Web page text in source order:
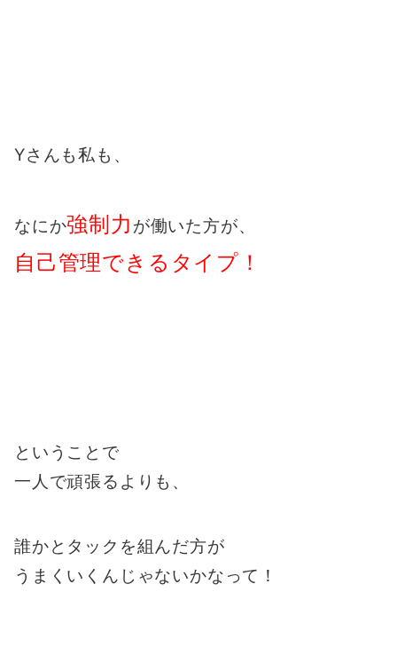
Yさんも私も、
なにか強制力 が働いた方が、
自己管理できるタイプ！
ということで
一人で頑張るよりも、
誰かとタックを組んだ方が
うまくいくんじゃないかなって！